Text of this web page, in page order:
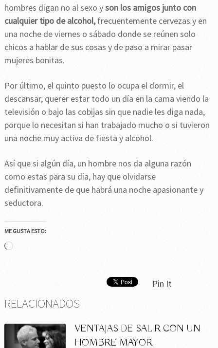
hombres digan no al sexo yson los amigos junto con
cualquier tipo de alcohol,frecuentemente cervezas y en
una noche de viernes o sábado donde se reúnen solo
chicos a hablar de sus cosas y de paso a mirar pasar
mujeres bonitas.
Por último, el quinto puesto lo ocupa el dormir, el
descansar, querer estar todo un día en la cama viendo la
televisión o bajo las cobijas sin que nadie les diga nada,
porque lo necesitan si han trabajado mucho o si tuvieron
una noche muy activa de fiesta y alcohol.
Así que si algún día, un hombre nos da alguna razón
como estas para su día, hay que olvidarse
definitivamente de que habrá una noche apasionante y
seductora.
ME GUSTA ESTO:
Cargando...
Pin It
RELACIONADOS
VENTAJAS DE SALIR CON UN
HOMBRE MAYOR